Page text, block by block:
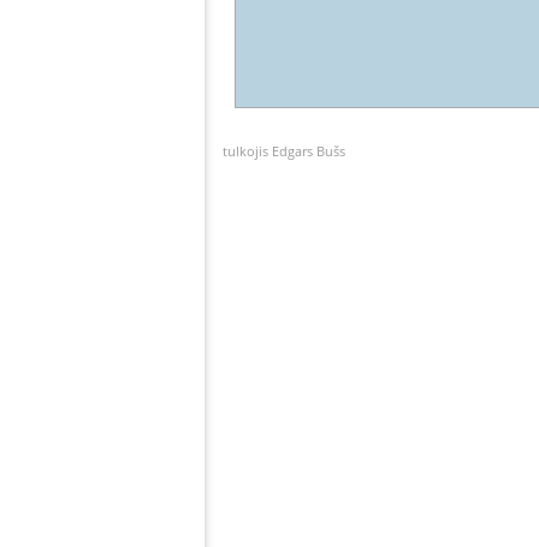
tulkojis Edgars Bušs